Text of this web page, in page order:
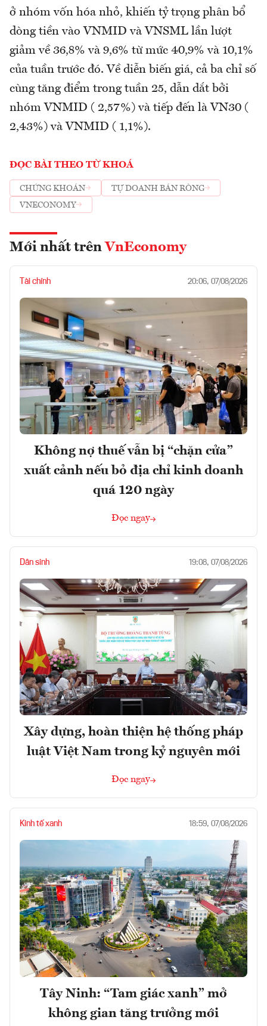
ở nhóm vốn hóa nhỏ, khiến tỷ trọng phân bổ
dòng tiền vào VNMID và VNSML lần lượt
giảm về 36,8% và 9,6% từ mức 40,9% và 10,1%
của tuần trước đó. Về diễn biến giá, cả ba chỉ số
cùng tăng điểm trong tuần 25, dẫn dắt bởi
nhóm VNMID ( 2,57%) và tiếp đến là VN30 (
2,43%) và VNMID ( 1,1%).
ĐỌC BÀI THEO TỪ KHOÁ
CHỨNG KHOÁN
TỰ DOANH BÁN RÒNG
VNECONOMY
Mới nhất trên VnEconomy
Tài chính 20:06, 07/08/2026
Không nợ thuế vẫn bị “chặn cửa”
xuất cảnh nếu bỏ địa chỉ kinh doanh
quá 120 ngày
Đọc ngay
Dân sinh 19:08, 07/08/2026
Xây dựng, hoàn thiện hệ thống pháp
luật Việt Nam trong kỷ nguyên mới
Đọc ngay
Kinh tế xanh 18:59, 07/08/2026
Tây Ninh: “Tam giác xanh” mở
không gian tăng trưởng mới